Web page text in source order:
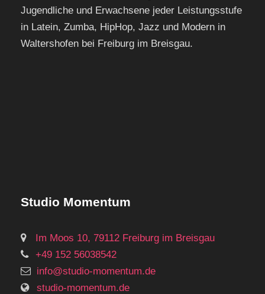
Jugendliche und Erwachsene jeder Leistungsstufe
in Latein, Zumba, HipHop, Jazz und Modern in
Waltershofen bei Freiburg im Breisgau.
Studio Momentum
Im Moos 10, 79112 Freiburg im Breisgau
+49 152 56038542
info@studio-momentum.de
studio-momentum.de